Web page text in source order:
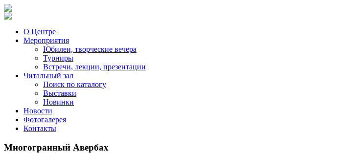
О Центре
Мероприятия
Юбилеи, творческие вечера
Турниры
Встречи, лекции, презентации
Читальный зал
Поиск по каталогу
Выставки
Новинки
Новости
Фотогалерея
Контакты
Многогранный Авербах